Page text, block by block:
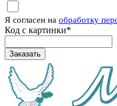
Я согласен на обработку
Код с картинки*
Заказать